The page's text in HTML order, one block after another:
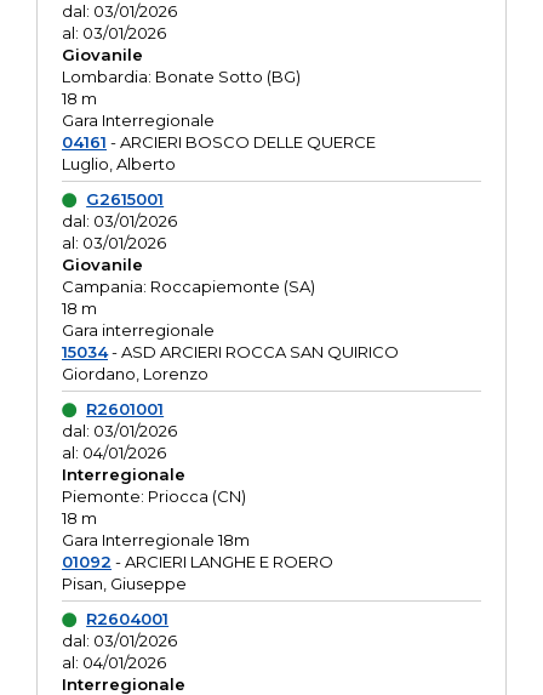
dal: 03/01/2026
al: 03/01/2026
Giovanile
Lombardia: Bonate Sotto (BG)
18 m
Gara Interregionale
04161 - ARCIERI BOSCO DELLE QUERCE
Luglio, Alberto
G2615001
dal: 03/01/2026
al: 03/01/2026
Giovanile
Campania: Roccapiemonte (SA)
18 m
Gara interregionale
15034- ASD ARCIERI ROCCA SAN QUIRICO
Giordano, Lorenzo
R2601001
dal: 03/01/2026
al: 04/01/2026
Interregionale
Piemonte: Priocca (CN)
18 m
Gara Interregionale 18m
01092 - ARCIERI LANGHE E ROERO
Pisan, Giuseppe
R2604001
dal: 03/01/2026
al: 04/01/2026
Interregionale